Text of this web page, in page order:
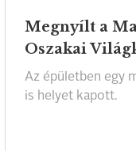
Megnyílt a
Oszakai
Az épületben egy
is helyet kapott.